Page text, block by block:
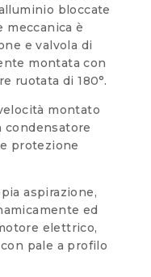
bloccate
meccanica è
e valvola di
montata con
ruotata di 180°.
montato
protezione
aspirazione,
ed
elettrico,
pale a profilo